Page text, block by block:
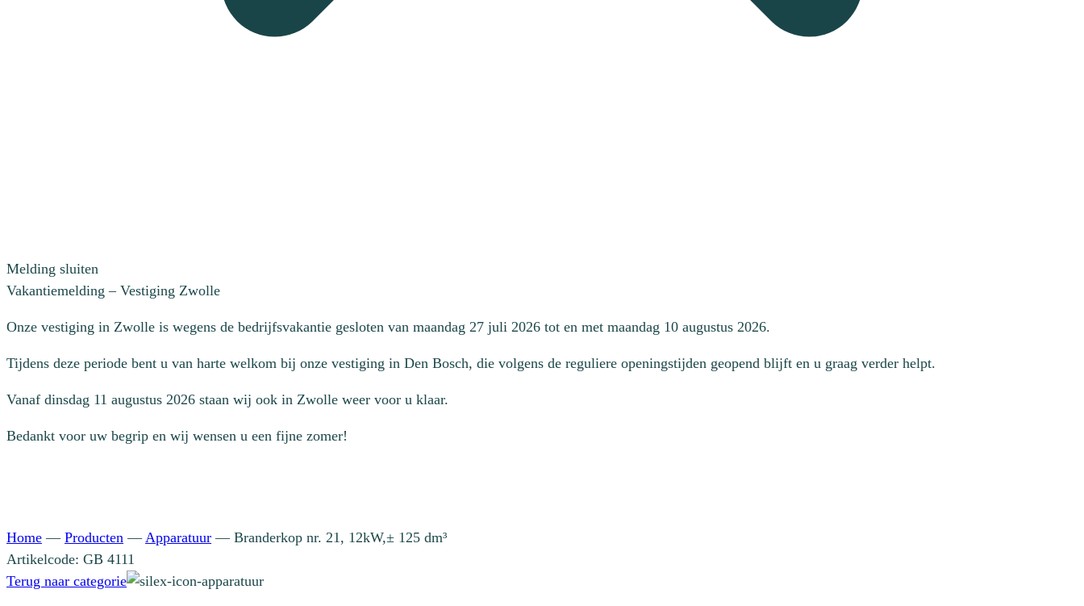
Melding sluiten
Vakantiemelding – Vestiging Zwolle
Onze vestiging in Zwolle is wegens de bedrijfsvakantie gesloten van maandag 27 juli 2026 tot en met maandag 10 augustus 2026.
Tijdens deze periode bent u van harte welkom bij onze vestiging in Den Bosch, die volgens de reguliere openingstijden geopend blijft en u graag verder helpt.
Vanaf dinsdag 11 augustus 2026 staan wij ook in Zwolle weer voor u klaar.
Bedankt voor uw begrip en wij wensen u een fijne zomer!
Home — Producten —Apparatuur — Branderkop nr. 21, 12kW,± 125 dm³
Artikelcode: GB 4111
Terug naar categorie